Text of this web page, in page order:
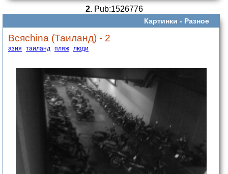
2.Pub:1526776
Картинки - Разное
Всяchina (Таиланд) - 2
азия таиланд пляж люди